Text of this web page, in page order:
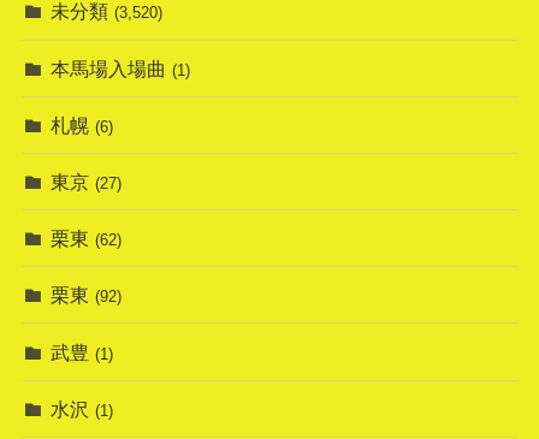
未分類 (3,520)
本馬場入場曲 (1)
札幌 (6)
東京 (27)
栗東 (62)
栗東 (92)
武豊 (1)
水沢 (1)